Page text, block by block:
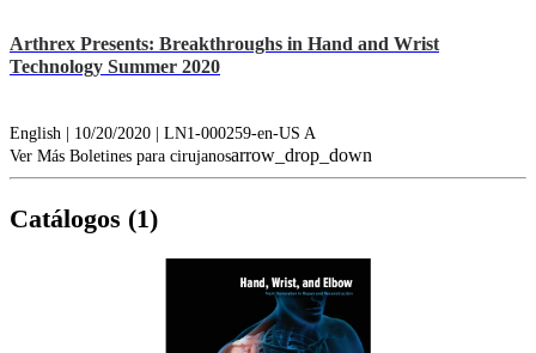
Arthrex Presents: Breakthroughs in Hand and Wrist
Technology Summer 2020
English | 10/20/2020 | LN1-000259-en-US A
Ver Más Boletines para cirujanosarrow_drop_down
Catálogos (1)